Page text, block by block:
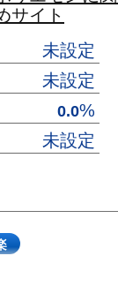
サイト
未設定
未設定
0.0%
未設定